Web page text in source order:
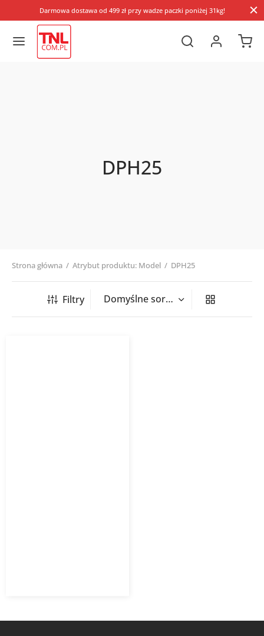
Darmowa dostawa od 499 zł przy wadze paczki poniżej 31kg!
DPH25
Strona główna / Atrybut produktu: Model / DPH25
Filtry